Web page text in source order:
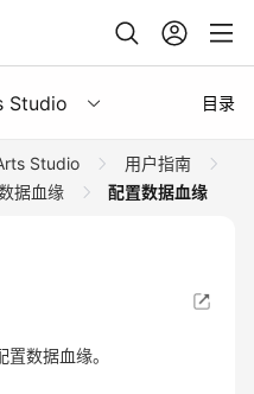
Studio 目录
Studio
用户指南
据血缘 配置数据血缘
数据血缘。